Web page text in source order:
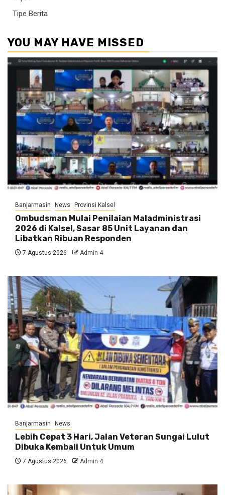
Tipe Berita
YOU MAY HAVE MISSED
Banjarmasin News Provinsi Kalsel
Ombudsman Mulai Penilaian Maladministrasi
2026 di Kalsel, Sasar 85 Unit Layanan dan
Libatkan Ribuan Responden
7 Agustus 2026 Admin 4
Banjarmasin News
Lebih Cepat 3 Hari, Jalan Veteran Sungai Lulut
Dibuka Kembali Untuk Umum
7 Agustus 2026 Admin 4